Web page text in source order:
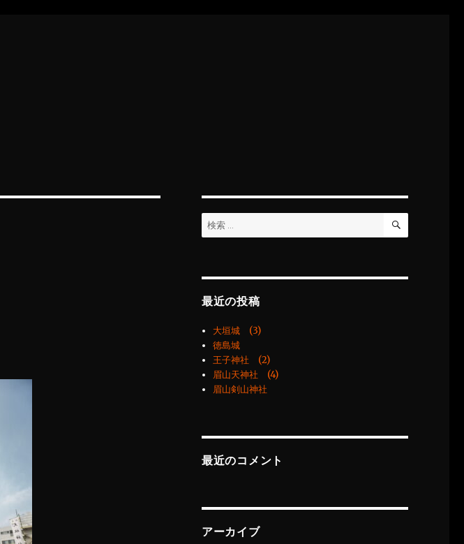
検
索:
検
最近の投稿
大垣城 (3)
徳島城
王子神社 (2)
眉山天神社 (4)
眉山剣山神社
最近のコメント
アーカイブ